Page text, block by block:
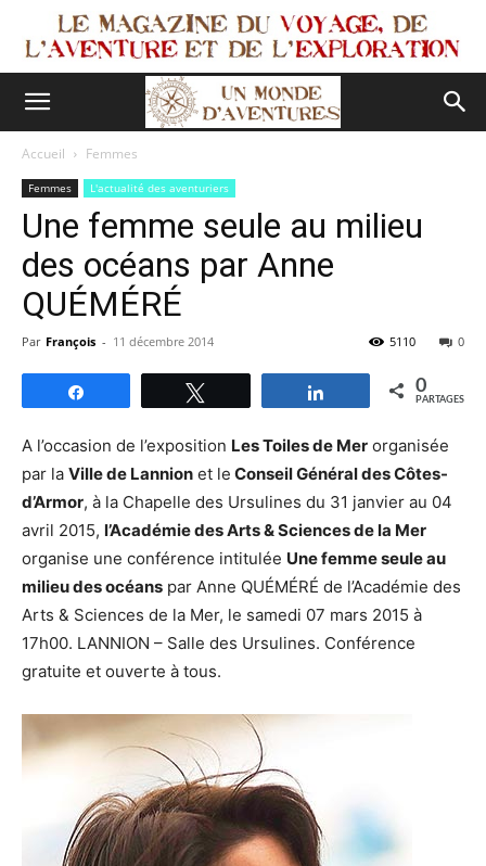
Accueil Femmes
Femmes L'actualité des aventuriers
Une femme seule au milieu
des océans par Anne
QUÉMÉRÉ
Par François - 11 décembre 2014 0
5110
Partagez 0
PARTAGES
A l’occasion de l’exposition Les Toiles de Mer organisée
par la Ville de Lannion et le Conseil Général des Côtes-
d’Armor, à la Chapelle des Ursulines du 31 janvier au 04
avril 2015, l’Académie des Arts & Sciences de la Mer
organise une conférence intitulée Une femme seule au
milieu des océans par Anne QUÉMÉRÉ de l’Académie des
Arts & Sciences de la Mer, le samedi 07 mars 2015 à
17h00. LANNION – Salle des Ursulines. Conférence
gratuite et ouverte à tous.